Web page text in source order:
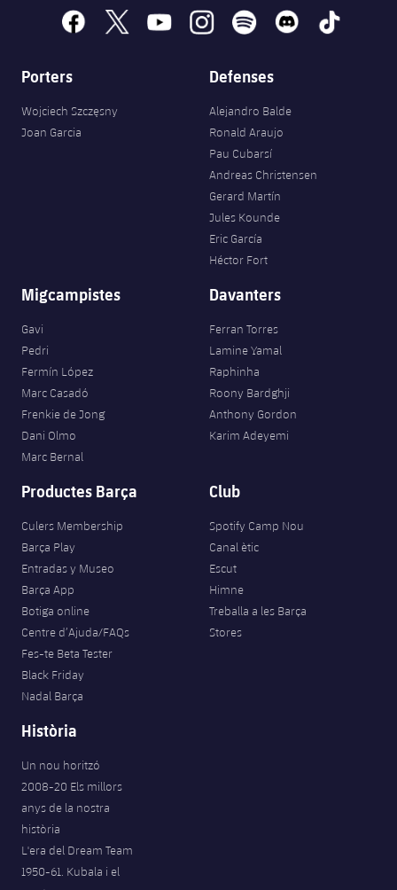
facebook
x youtubeinstagramspotify discord tiktok
Porters
Wojciech Szczęsny
Joan Garcia
Defenses
Alejandro Balde
Ronald Araujo
Pau Cubarsí
Andreas Christensen
Gerard Martín
Jules Kounde
Eric García
Héctor Fort
Migcampistes
Gavi
Pedri
Fermín López
Marc Casadó
Frenkie de Jong
Dani Olmo
Marc Bernal
Davanters
Ferran Torres
Lamine Yamal
Raphinha
Roony Bardghji
Anthony Gordon
Karim Adeyemi
Productes Barça
Culers Membership
Barça Play
Entradas y Museo
Barça App
Botiga online
Centre d’Ajuda/FAQs
Fes-te Beta Tester
Black Friday
Nadal Barça
Club
Spotify Camp Nou
Canal ètic
Escut
Himne
Treballa a les Barça
Stores
Història
Un nou horitzó
2008-20 Els millors
anys de la nostra
història
L'era del Dream Team
1950-61. Kubala i el